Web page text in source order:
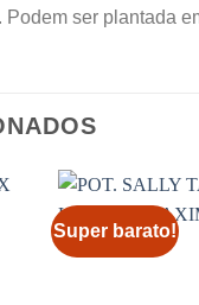
ser plantada
Super barato!